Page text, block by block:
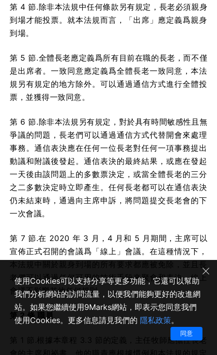
第 4 節.除非本法規中任何條款另有規定，長老必須親身
到場才能投票。就本法規而言，「出席」應定義爲親身
到場。
第 5 節.全體長老應定義爲所有目前在職的長老，而不僅
是出席者。一致同意應定義爲全體長老一致同意，本法
規另有規定的地方除外。可以通過通信方式進行全體投
票，並獲得一致同意。
第 6 節.除非本法規另有規定，對於具有時間敏感性且無
爭議的問題，長老們可以通過通信方式代替開會來處理
事務。通信表決應在任何一位長老對任何一項事務提出
動議和附議後發起。通信表決的最終結果，或應在發起
一天後由該問題上的多數票決定，或當全體長老的三分
之二多數決定時立即產生。任何長老都可以在通信表決
仍未結束時，通過向主席申訴，將問題提交長老會的下
一次會議。
第 7 節.在 2020 年 3 月，4 月和 5 月期間，主席可以
宣佈正式召開的會議爲「線上」會議。在這種情況下，
本法規中關於親身到場的所有要求都應被免除，並且長
老們可以通過任何可用的技術手段來聚會和表決。線上
會議不影響其他任何規則。
第 2 條 職員
第 1 節.根據本章程 3.3 節的定義，主任牧師應擔任長老
使用Cookies可以支持分享等更多功能，它還可以幫助
我們分析網站的訪問流量，以便我們能夠更好的改進網
站。如果您繼續使用9Marks網站，即表示您同意我們
使用Cookies。更多信息請見我們的 隱私政策。
同意